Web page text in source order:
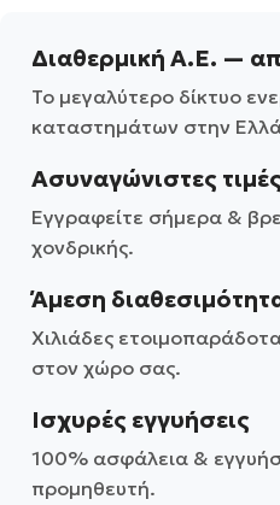
Διαθερμική Α.Ε. —
Το μεγαλύτερο δίκτυο
καταστημάτων στην
Ασυναγώνιστες
Εγγραφείτε σήμερα &
χονδρικής.
Άμεση
Χιλιάδες
στον χώρο σας.
Ισχυρές εγγυήσεις
100% ασφάλεια &
προμηθευτή.